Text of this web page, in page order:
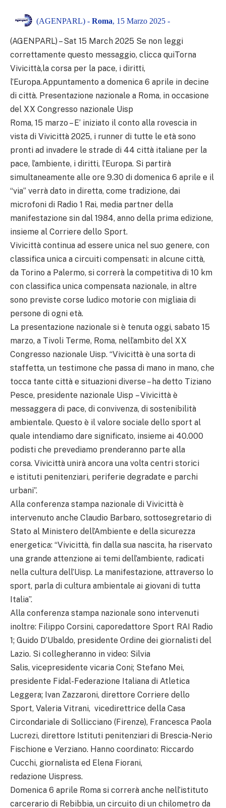
(AGENPARL) - Roma, 15 Marzo 2025 -
(AGENPARL) – Sat 15 March 2025 Se non leggi
correttamente questo messaggio, clicca quiTorna
Vivicittà,la corsa per la pace, i diritti,
l’Europa.Appuntamento a domenica 6 aprile in decine
di città. Presentazione nazionale a Roma, in occasione
del XX Congresso nazionale Uisp
Roma, 15 marzo – E’ iniziato il conto alla rovescia in
vista di Vivicittà 2025, i runner di tutte le età sono
pronti ad invadere le strade di 44 città italiane per la
pace, l’ambiente, i diritti, l’Europa. Si partirà
simultaneamente alle ore 9.30 di domenica 6 aprile e il
“via” verrà dato in diretta, come tradizione, dai
microfoni di Radio 1 Rai, media partner della
manifestazione sin dal 1984, anno della prima edizione,
insieme al Corriere dello Sport.
Vivicittà continua ad essere unica nel suo genere, con
classifica unica a circuiti compensati: in alcune città,
da Torino a Palermo, si correrà la competitiva di 10 km
con classifica unica compensata nazionale, in altre
sono previste corse ludico motorie con migliaia di
persone di ogni età.
La presentazione nazionale si è tenuta oggi, sabato 15
marzo, a Tivoli Terme, Roma, nell’ambito del XX
Congresso nazionale Uisp. “Vivicittà è una sorta di
staffetta, un testimone che passa di mano in mano, che
tocca tante città e situazioni diverse – ha detto Tiziano
Pesce, presidente nazionale Uisp – Vivicittà è
messaggera di pace, di convivenza, di sostenibilità
ambientale. Questo è il valore sociale dello sport al
quale intendiamo dare significato, insieme ai 40.000
podisti che prevediamo prenderanno parte alla
corsa. Vivicittà unirà ancora una volta centri storici
e istituti penitenziari, periferie degradate e parchi
urbani”.
Alla conferenza stampa nazionale di Vivicittà è
intervenuto anche Claudio Barbaro, sottosegretario di
Stato al Ministero dell’Ambiente e della sicurezza
energetica: “Vivicittà, fin dalla sua nascita, ha riservato
una grande attenzione ai temi dell’ambiente, radicati
nella cultura dell’Uisp. La manifestazione, attraverso lo
sport, parla di cultura ambientale ai giovani di tutta
Italia”.
Alla conferenza stampa nazionale sono intervenuti
inoltre: Filippo Corsini, caporedattore Sport RAI Radio
1; Guido D’Ubaldo, presidente Ordine dei giornalisti del
Lazio. Si collegheranno in video: Silvia
Salis, vicepresidente vicaria Coni; Stefano Mei,
presidente Fidal-Federazione Italiana di Atletica
Leggera; Ivan Zazzaroni, direttore Corriere dello
Sport, Valeria Vitrani, vicedirettrice della Casa
Circondariale di Sollicciano (Firenze), Francesca Paola
Lucrezi, direttore Istituti penitenziari di Brescia-Nerio
Fischione e Verziano. Hanno coordinato: Riccardo
Cucchi, giornalista ed Elena Fiorani,
redazione Uispress.
Domenica 6 aprile Roma si correrà anche nell’istituto
carcerario di Rebibbia, un circuito di un chilometro da